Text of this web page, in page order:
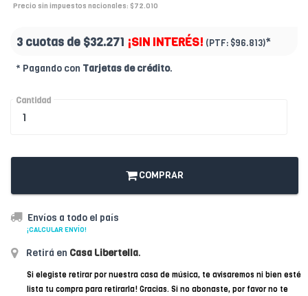
Precio sin impuestos nacionales: $72.010
3 cuotas de $32.271 ¡SIN INTERÉS! (PTF: $96.813)*
* Pagando con Tarjetas de crédito.
Cantidad
COMPRAR
Envíos a todo el país
¡CALCULAR ENVÍO!
Retirá en Casa Libertella.
Si elegiste retirar por nuestra casa de música, te avisaremos ni bien esté
lista tu compra para retirarla! Gracias. Si no abonaste, por favor no te